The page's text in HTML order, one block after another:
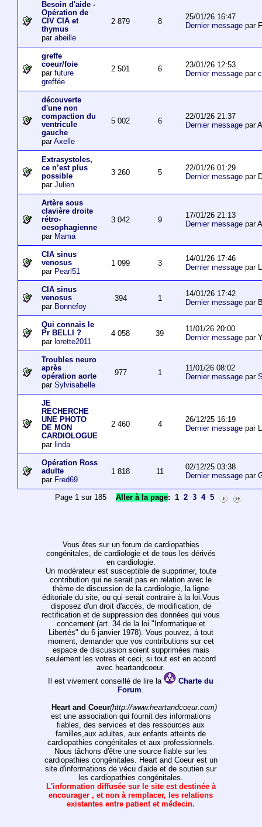
Besoin d'aide -
Opération de
CIV CIA et
thymus
par abeille
2 879 8
25/01/26 16:47
Dernier messagepar
greffe
coeur/foie
par future
greffée
2 501 6
23/01/26 12:53
Dernier messagepar
découverte
d'une non
compaction du
ventricule
gauche
parAxelle
5 002 6
22/01/26 21:37
Dernier messagepar
Extrasystoles,
ce n’est plus
possible
par Julien
3 260 5
22/01/26 01:29
Dernier messagepar
Artère sous
clavière droite
rétro-
oesophagienne
par Mama
3 042 9
17/01/26 21:13
Dernier messagepar
CIA sinus
venosus
par Pearl51
1 099 3
14/01/26 17:46
Dernier messagepar
CIA sinus
venosus
par Bonnefoy
394 1
14/01/26 17:42
Dernier messagepar
Qui connais le
Pr BELLI ?
par lorette2011
4 058 39
11/01/26 20:00
Dernier messagepar
Troubles neuro
après
opération aorte
par Sylvisabelle
977 1
11/01/26 08:02
Dernier messagepar
JE
RECHERCHE
UNE PHOTO
DE MON
CARDIOLOGUE
par linda
2 460 4
26/12/25 16:19
Dernier messagepar
Opération Ross
adulte
par Fred69
1 818 11
02/12/25 03:38
Dernier messagepar
Page 1 sur 185Aller à la page: 1 2 3 4 5
Vous êtes sur un forum de cardiopathies
congénitales, de cardiologie et de tous les dérivés
en cardiologie.
Un modérateur est susceptible de supprimer, toute
contribution qui ne serait pas en relation avec le
thème de discussion de la cardiologie, la ligne
éditoriale du site, ou qui serait contraire à la loi.Vous
disposez d'un droit d'accès, de modification, de
rectification et de suppression des données qui vous
concernent (art. 34 de la loi "Informatique et
Libertés" du 6 janvier 1978). Vous pouvez, á tout
moment, demander que vos contributions sur cet
espace de discussion soient supprimées mais
seulement les votres et ceci, si tout est en accord
avec heartandcoeur.
Il est vivement conseillé de lire la
Charte du
Forum.
Heart and Coeur(http://www.heartandcoeur.com)
est une association qui fournit des informations
fiables, des services et des ressources aux
familles,aux adultes, aux enfants atteints de
cardiopathies congénitales et aux professionnels.
Nous tâchons d'être une source fiable sur les
cardiopathies congénitales. Heart and Coeur est un
site d'informations de vécu d'aide et de soutien sur
les cardiopathies congénitales.
L'information diffusée sur le site est destinée à
encourager , et non à remplacer, les relations
existantes entre patient et médecin.